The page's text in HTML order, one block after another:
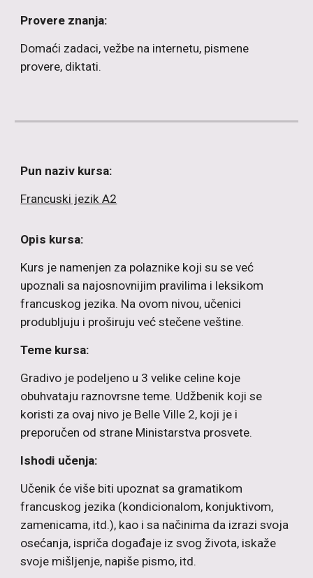
Provere znanja:
Domaći zadaci, vežbe na internetu, pismene
provere, diktati.
Pun naziv kursa:
Francuski jezik A2
Opis kursa:
Kurs je namenjen za polaznike koji su se već
upoznali sa najosnovnijim pravilima i leksikom
francuskog jezika. Na ovom nivou, učenici
produbljuju i proširuju već stečene veštine.
Teme kursa:
Gradivo je podeljeno u 3 velike celine koje
obuhvataju raznovrsne teme. Udžbenik koji se
koristi za ovaj nivo je Belle Ville 2, koji je i
preporučen od strane Ministarstva prosvete.
Ishodi učenja:
Učenik će više biti upoznat sa gramatikom
francuskog jezika (kondicionalom, konjuktivom,
zamenicama, itd.), kao i sa načinima da izrazi svoja
osećanja, ispriča događaje iz svog života, iskaže
svoje mišljenje, napiše pismo, itd.